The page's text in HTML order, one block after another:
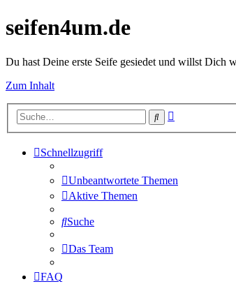
seifen4um.de
Du hast Deine erste Seife gesiedet und willst
Zum Inhalt
Suche
Schnellzugriff
Unbeantwortete Themen
Aktive Themen
Suche
Das Team
FAQ